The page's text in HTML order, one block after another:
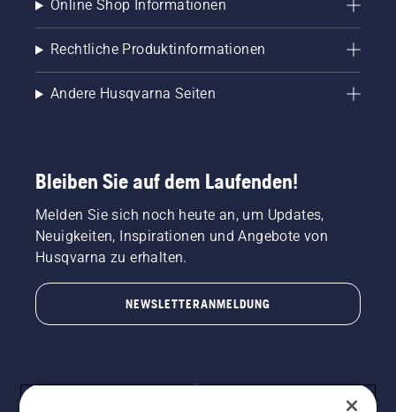
Online Shop Informationen
Rechtliche Produktinformationen
Andere Husqvarna Seiten
Bleiben Sie auf dem Laufenden!
Melden Sie sich noch heute an, um Updates,
Neuigkeiten, Inspirationen und Angebote von
Husqvarna zu erhalten.
NEWSLETTERANMELDUNG